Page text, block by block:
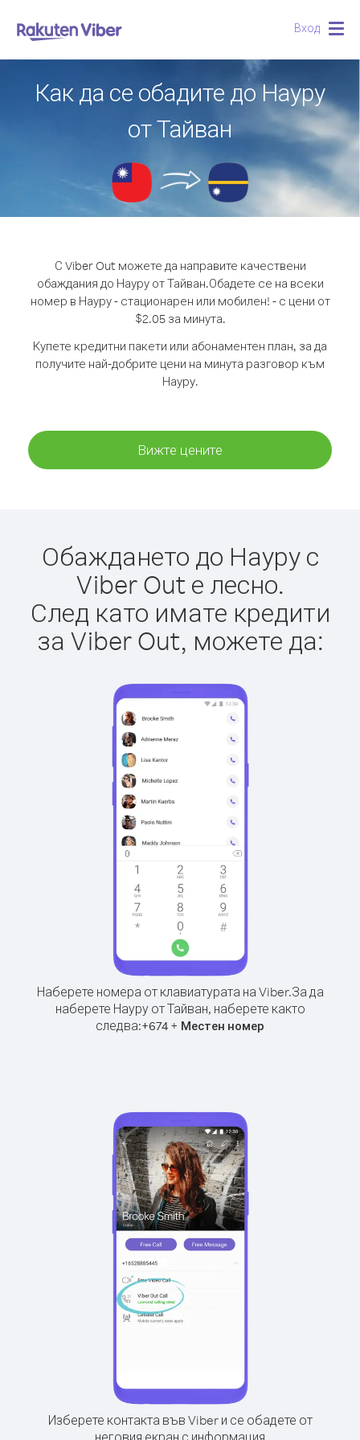
Вход
Как да се обадите до Науру
от Тайван
С Viber Out можете да направите качествени
обаждания до Науру от Тайван.Обадете се на всеки
номер в Науру - стационарен или мобилен! - с цени от
$2.05 за минута.
Купете кредитни пакети или абонаментен план, за да
получите най-добрите цени на минута разговор към
Науру.
Вижте цените
Обаждането до Науру с
Viber Out е лесно.
След като имате кредити
за Viber Out, можете да:
Наберете номера от клавиатурата на Viber.За да
наберете Науру от Тайван, наберете както
следва:+674 + Местен номер
Изберете контакта във Viber и се обадете от
неговия екран с информация